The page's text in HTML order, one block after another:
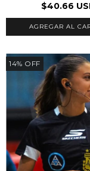
$40.66
AGREGAR AL
14% OFF